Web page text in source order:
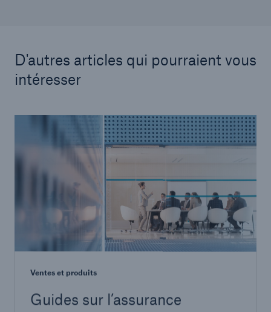
D'autres articles qui pourraient vous
intéresser
Ventes et produits
Guides sur l’assurance